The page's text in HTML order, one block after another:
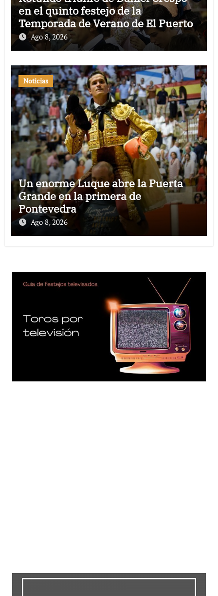
en el quinto festejo de la
Temporada de Verano de El Puerto
Ago 8, 2026
Noticias
Un enorme Luque abre la Puerta
Grande en la primera de
Pontevedra
Ago 8, 2026